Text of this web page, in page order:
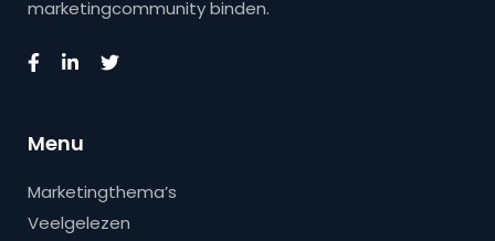
marketingcommunity binden.
Menu
Marketingthema’s
Veelgelezen